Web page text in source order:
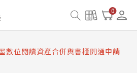
0
13 行動網路降速演練提醒
數位閱讀資產合併與書櫃開通申請
書櫃開通常見問題